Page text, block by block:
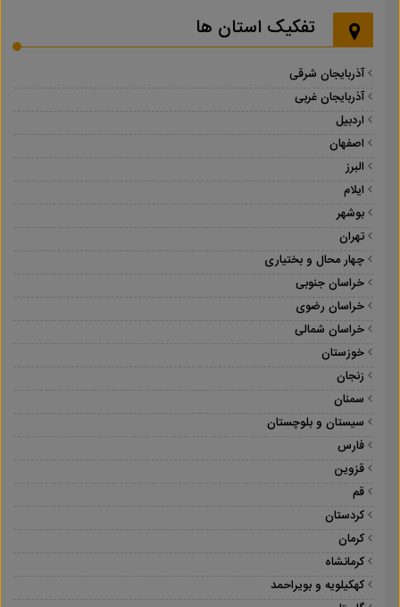
تفکیک استان ها
آذربایجان شرقی
آذربایجان غربی
اردبیل
اصفهان
البرز
ایلام
بوشهر
تهران
چهار محال و بختیاری
خراسان جنوبی
خراسان رضوی
خراسان شمالی
خوزستان
زنجان
سمنان
سیستان و بلوچستان
فارس
قزوین
قم
کردستان
کرمان
کرمانشاه
کهکیلویه و بویراحمد